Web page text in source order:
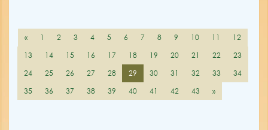
« 1 2 3 4 5 6 7 8 9 10 11
12
13
14 15 16 17 18 19 20 21 22
23
24
25 26 27 28 29 30 31 32 33
34
35
36 37 38 39 40 41 42 43 »